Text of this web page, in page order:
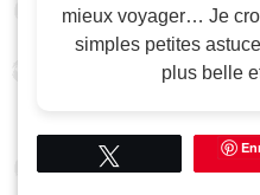
mieux voyager… Je
simples petites
plus belle